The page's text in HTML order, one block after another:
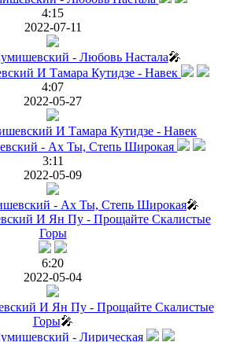
4:15
2022-07-11
- Любовь Настала🎤
4:07
2022-05-27
И Тамара Кутидзе - Навек
3:11
2022-05-09
- Ах Ты, Степь Широкая🎤
6:20
2022-05-04
И Ян Пу - Прощайте Скалистые
Горы🎤